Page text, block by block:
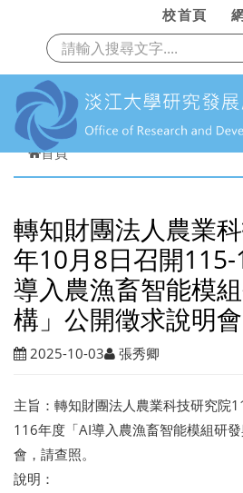
跳到主要內容
校首頁
上一頁
首頁
轉知財團法人農業
年10月8日召開
導入農漁畜智能模
構」公開徵求說明會
2025-10-03 張秀卿
主旨：轉知財團法人農業科技研究院
116年度「AI導入農漁畜智能模組研
會，請查照。
說明：